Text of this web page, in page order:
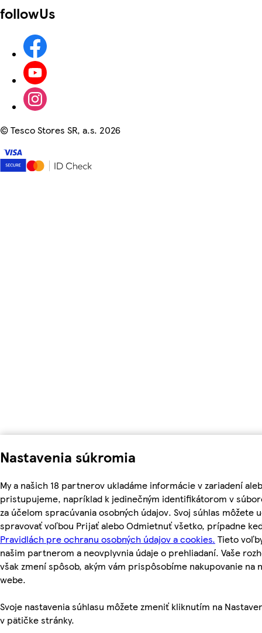
Nastavenia súkromia
My a našich 18 partnerov ukladáme informácie v zariadení
pristupujeme, napríklad k jedinečným identifikátorom v
za účelom spracúvania osobných údajov. Svoj súhlas môžete
spravovať voľbou Prijať alebo Odmietnuť všetko, prípadne
Pravidlách pre ochranu osobných údajov a cookies. Tieto
našim partnerom a neovplyvnia údaje o prehliadaní. Vaše
však zmení spôsob, akým vám prispôsobíme nakupovanie na
webe.
Svoje nastavenia súhlasu môžete zmeniť kliknutím na
v pätičke stránky.
followUs
©Tesco Stores SR, a.s. 2026